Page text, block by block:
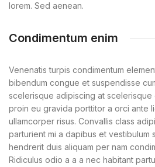
lorem. Sed aenean.
Condimentum enim
Venenatis turpis condimentum
bibendum congue et suspendisse
scelerisque adipiscing at scelerisque
proin eu gravida porttitor a orci ante
ullamcorper risus. Convallis class
parturient mi a dapibus et vestibulum
hendrerit duis aliquam per nam
Ridiculus odio a a a nec habitant